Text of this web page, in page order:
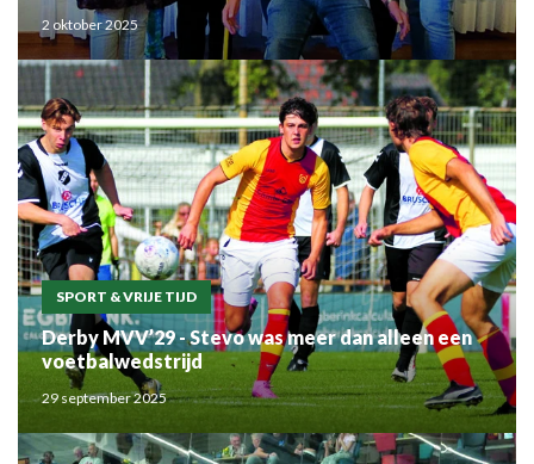
2 oktober 2025
SPORT & VRIJE TIJD
Derby MVV’29 - Stevo was meer dan alleen een
voetbalwedstrijd
29 september 2025